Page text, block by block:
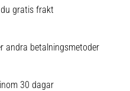
gratis frakt
andra betalningsmetoder
30 dagar